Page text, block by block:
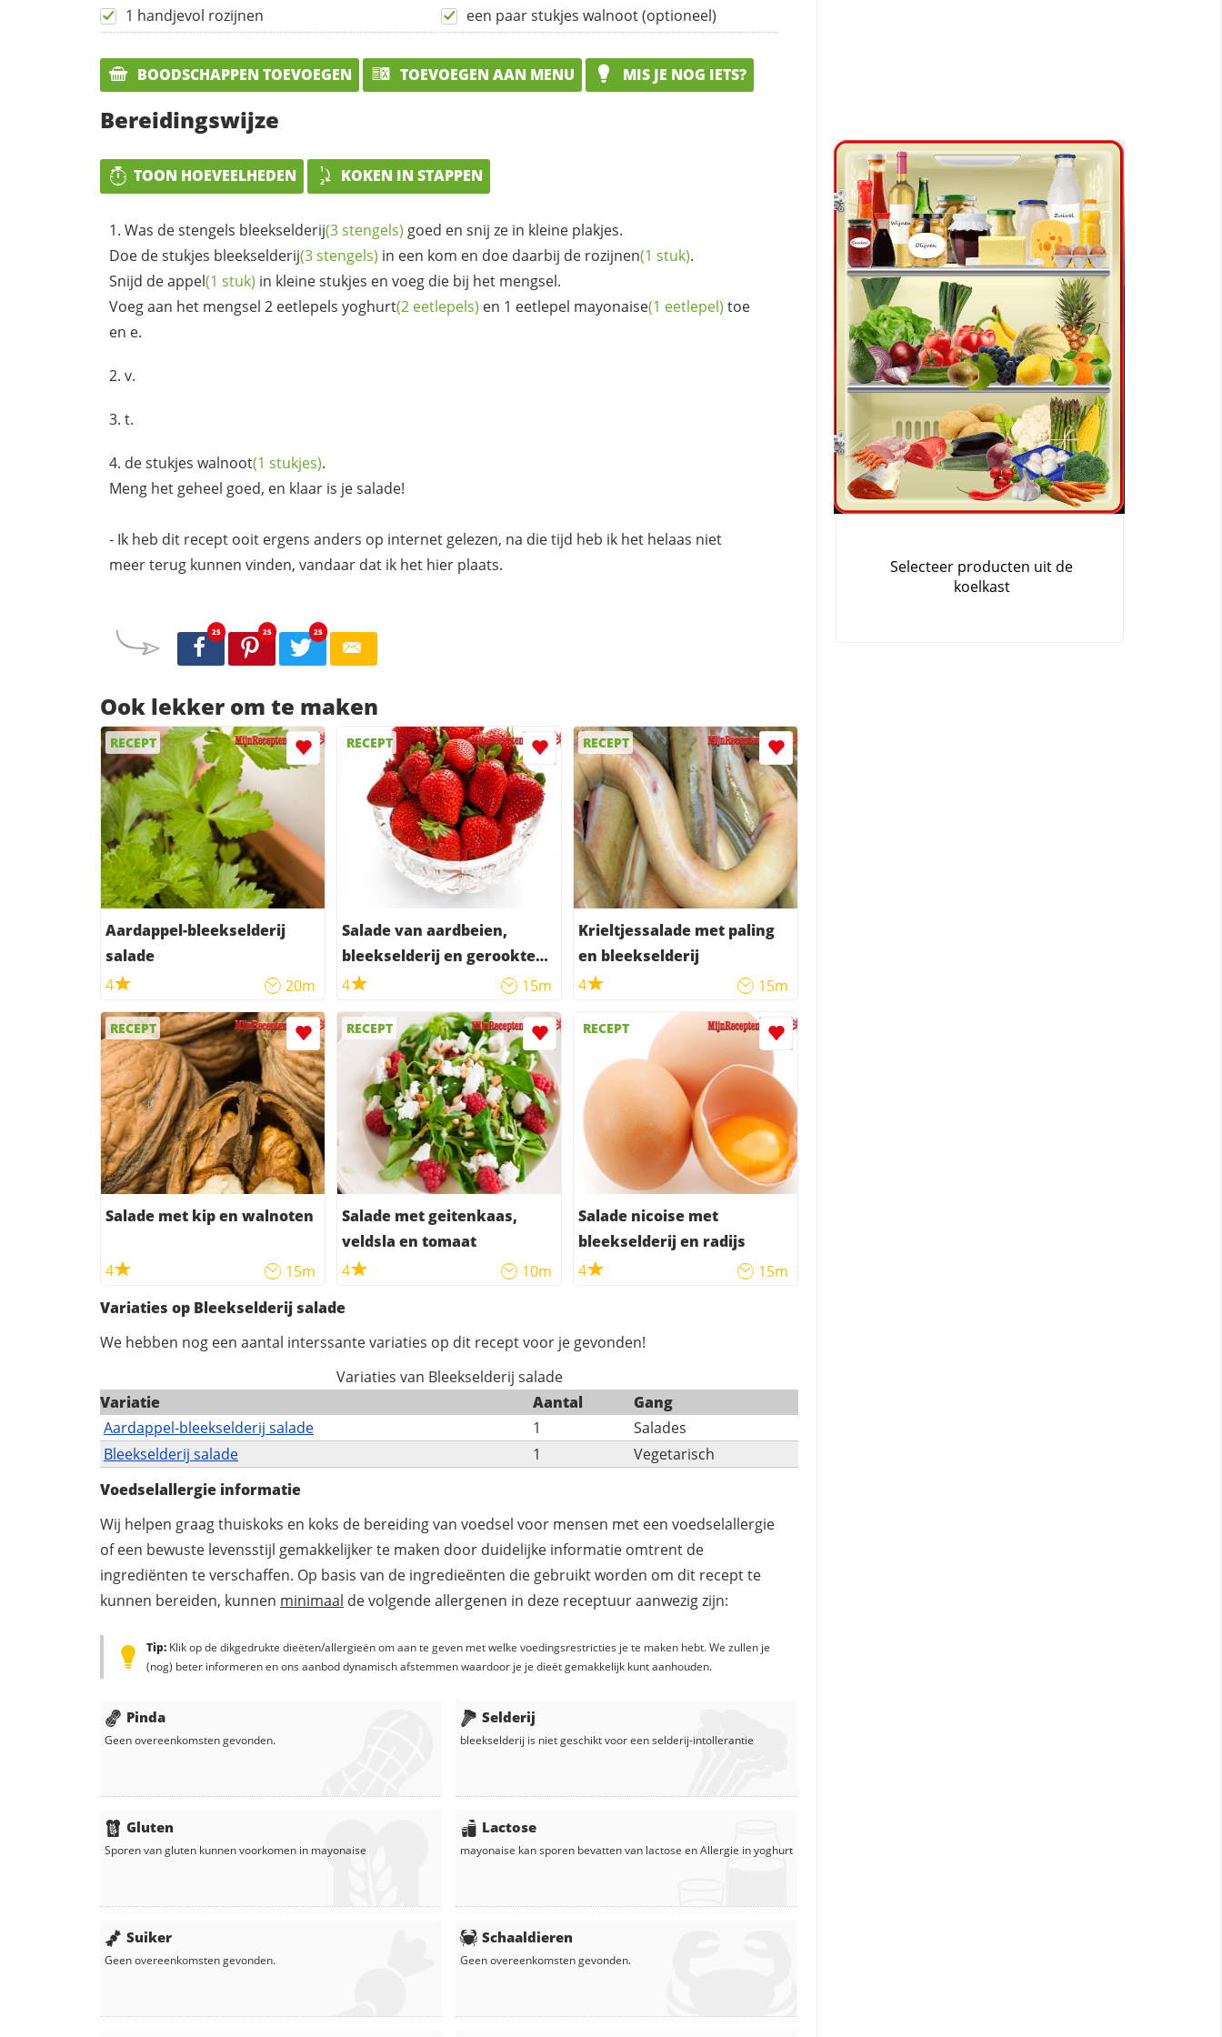
1 handjevol rozijnen
een paar stukjes walnoot (optioneel)
BOODSCHAPPEN TOEVOEGEN TOEVOEGEN AAN MENU MIS JE NOG IETS?
Bereidingswijze
TOON HOEVEELHEDEN KOKEN IN STAPPEN
Was de stengels bleekselderij(3 stengels) goed en snij ze in kleine plakjes.
Doe de stukjes bleekselderij(3 stengels) in een kom en doe daarbij de rozijnen(1 stuk).
Snijd deappel(1 stuk) in kleine stukjes en voeg die bij het mengsel.
Voeg aan het mengsel 2 eetlepels yoghurt(2 eetlepels) en 1 eetlepel mayonaise(1 eetlepel) toe
en e.
v.
t.
de stukjes walnoot(1 stukjes).
Meng het geheel goed, en klaar is je salade!
- Ik heb dit recept ooit ergens anders op internet gelezen, na die tijd heb ik het helaas niet
meer terug kunnen vinden, vandaar dat ik het hier plaats.
25 25 25
Ook lekker om te maken
RECEPT
Aardappel-bleekselderij
salade
4
20m
RECEPT
Salade van aardbeien,
bleekselderij en gerookte
kip
4 15m
RECEPT
Krieltjessalade met paling
en bleekselderij
4
15m
RECEPT
Salade met kip en walnoten
4 15m
RECEPT
Salade met geitenkaas,
veldsla en tomaat
4
10m
RECEPT
Salade nicoise met
bleekselderij en radijs
4
15m
Variaties op Bleekselderij salade
We hebben nog een aantal interssante variaties op dit recept voor je gevonden!
Variaties van Bleekselderij salade
Variatie
Aantal
Gang
Aardappel-bleekselderij salade
1
Salades
Bleekselderij salade
1
Vegetarisch
Voedselallergie informatie
Wij helpen graag thuiskoks en koks de bereiding van voedsel voor mensen met een voedselallergie
of een bewuste levensstijl gemakkelijker te maken door duidelijke informatie omtrent de
ingrediënten te verschaffen. Op basis van de ingredieënten die gebruikt worden om dit recept te
kunnen bereiden, kunnen minimaal de volgende allergenen in deze receptuur aanwezig zijn:
Tip: Klik op de dikgedrukte dieëten/allergieën om aan te geven met welke voedingsrestricties je te maken hebt. We zullen je
(nog) beter informeren en ons aanbod dynamisch afstemmen waardoor je je dieët gemakkelijk kunt aanhouden.
Pinda
Geen overeenkomsten gevonden.
Gluten
Sporen van gluten kunnen voorkomen in mayonaise
Suiker
Geen overeenkomsten gevonden.
Selderij
bleekselderij is niet geschikt voor een selderij-intollerantie
Lactose
mayonaise kan sporen bevatten van lactose enAllergie inyoghurt
Schaaldieren
Geen overeenkomsten gevonden.